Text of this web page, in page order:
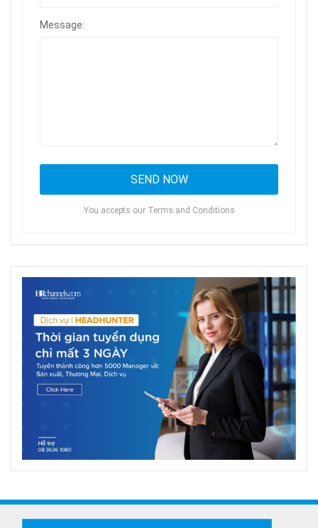
Message:
You accepts our Terms and Conditions